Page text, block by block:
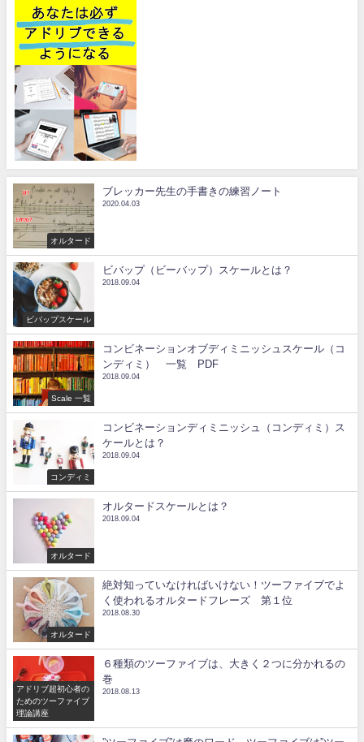
オルタード
ブレッカー先生の手書きの練習ノート
2020.04.03
ビバップスケール
ビバップ（ビーバップ）スケールとは？
2018.09.04
Scale 一覧
コンビネーションオブディミニッシュスケール（コ
ンディミ） 一覧 PDF
2018.09.04
コンディミ
コンビネーションディミニッシュ（コンディミ）ス
ケールとは？
2018.09.04
オルタード
オルタードスケールとは？
2018.09.04
オルタード
絶対知っていなければいけない！ツーファイブでよ
く使われるオルタードフレーズ 第１位
2018.08.30
アドリブ超初心者の
ためのツーファイブ
理論講座
６種類のツーファイブは、大きく２つに分かれるの
巻
2018.08.13